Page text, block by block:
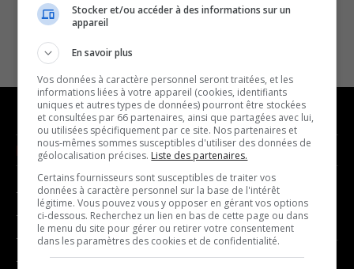
NOUVELLES
- Affaires municipales
- Communauté / Social
- Culture
- Économie
MUSIQUE
- Décompte franco
- Joué récemment
BALADOS
Stocker et/ou accéder à des informations sur un
appareil
En savoir plus
Vos données à caractère personnel seront traitées, et les
informations liées à votre appareil (cookies, identifiants
uniques et autres types de données) pourront être stockées
et consultées par 66 partenaires, ainsi que partagées avec lui,
ou utilisées spécifiquement par ce site. Nos partenaires et
nous-mêmes sommes susceptibles d'utiliser des données de
géolocalisation précises. Liste des partenaires.
Certains fournisseurs sont susceptibles de traiter vos
données à caractère personnel sur la base de l'intérêt
légitime. Vous pouvez vous y opposer en gérant vos options
ci-dessous. Recherchez un lien en bas de cette page ou dans
le menu du site pour gérer ou retirer votre consentement
dans les paramètres des cookies et de confidentialité.